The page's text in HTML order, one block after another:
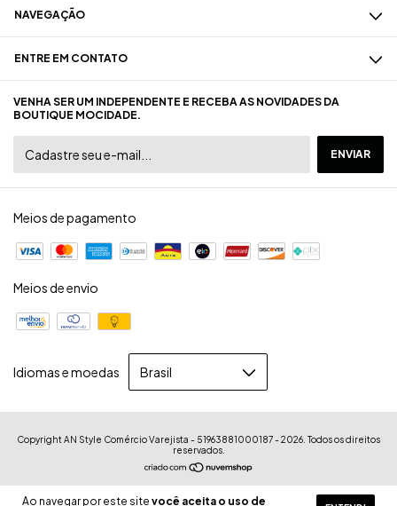
Ao navegar por este site você aceita o uso de
NAVEGAÇÃO
ENTRE EM CONTATO
VENHA SER UM INDEPENDENTE E RECEBA AS NOVIDADES DA
BOUTIQUE MOCIDADE.
Meios de pagamento
Meios de envio
Idiomas e moedas
Copyright AN Style Comércio Varejista - 51963881000187 - 2026. Todos os direitos
reservados.